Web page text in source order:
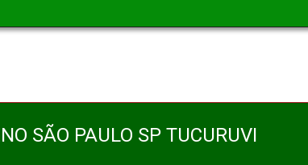
SÃO PAULO SP TUCURUVI